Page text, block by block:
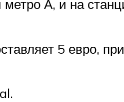
А, и на
5 евро,